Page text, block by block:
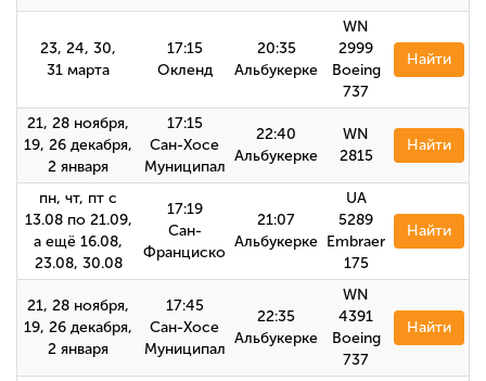
23, 24, 30,
31 марта
17:15
Окленд
20:35
Альбукерке
WN
2999
Boeing
737
Найти
21, 28 ноября,
19, 26 декабря,
2 января
17:15
Сан-Хосе
Муниципал
22:40
Альбукерке
WN
2815
Найти
пн, чт, пт с
13.08 по 21.09,
а ещё 16.08,
23.08, 30.08
17:19
Сан-
Франциско
21:07
Альбукерке
UA
5289
Embraer
175
Найти
21, 28 ноября,
19, 26 декабря,
2 января
17:45
Сан-Хосе
Муниципал
22:35
Альбукерке
WN
4391
Boeing
737
Найти